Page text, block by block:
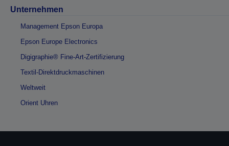
Unternehmen
Management Epson Europa
Epson Europe Electronics
Digigraphie® Fine-Art-Zertifizierung
Textil-Direktdruckmaschinen
Weltweit
Orient Uhren